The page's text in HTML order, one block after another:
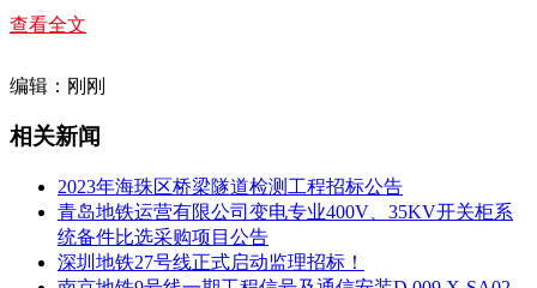
采购方式:公开招标
采购内容:
1、本项目拟采购28辆8米高一级纯电动公交车辆和15辆12米高
一级双开门纯电动公交车辆。本项目产品未做过进口论证，不
接受整体进口产品，本项目不允许分包、转包。(具体内容详
见“第二章 项目采购需求”)
查看全文
编辑：刚刚
相关新闻
2023年海珠区桥梁隧道检测工程招标公告
青岛地铁运营有限公司变电专业400V、35KV开关柜系
统备件比选采购项目公告
深圳地铁27号线正式启动监理招标！